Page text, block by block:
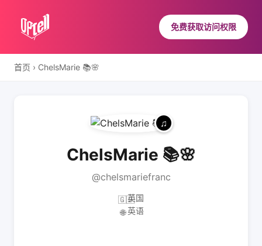
免费获取访问权限
首页 › ChelsMarie 📚🌸
ChelsMarie 📚🌸
@chelsmariefranc
🇬🇧英国
🌐 英语